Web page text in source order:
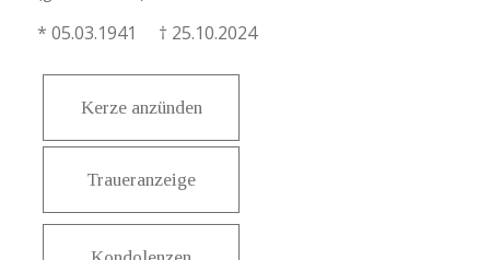
* 05.03.1941 † 25.10.2024
Kerze anzünden
Traueranzeige